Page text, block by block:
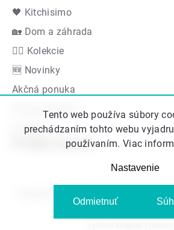
Tento web používa súbory
prechádzaním tohto webu
používaním. Viac
Nastavenie
Odmietnuť
🖤 Kitchisimo
🏡 Dom a záhrada
👍🏻 Kolekcie
🆕 Novinky
Akčná ponuka
Radyzezahrady
Značky
Podporujeme